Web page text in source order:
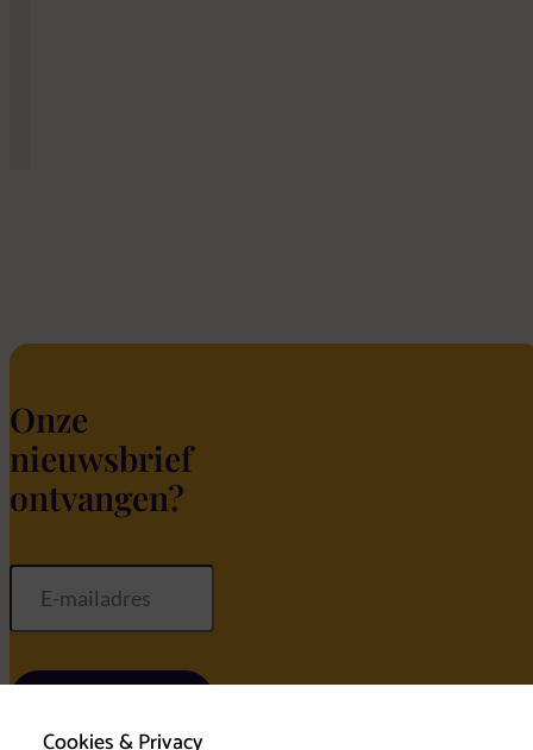
Cookies & Privacy
Onze
nieuwsbrief
ontvangen?